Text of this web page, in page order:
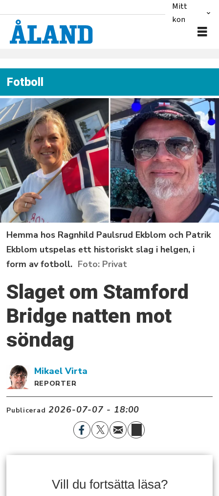
Mitt
konto
Fotboll
Hemma hos Ragnhild Paulsrud Ekblom och Patrik
Ekblom utspelas ett historiskt slag i helgen, i
form av fotboll.
Privat
Slaget om Stamford
Bridge natten mot
söndag
Mikael Virta
REPORTER
Publicerad 2026-07-07 - 18:00
Vill du fortsätta läsa?